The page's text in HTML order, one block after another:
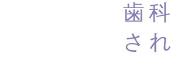
歯
さ